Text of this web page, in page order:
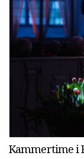
Kammertime i